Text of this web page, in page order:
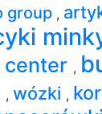
group ,
center ,
, wózki ,